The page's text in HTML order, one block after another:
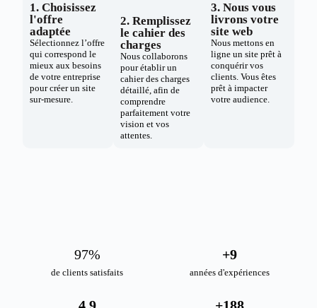
1. Choisissez
l'offre
adaptée
Sélectionnez l’offre
qui correspond le
mieux aux besoins
de votre entreprise
pour créer un site
sur-mesure.
2. Remplissez
le cahier des
charges
Nous collaborons
pour établir un
cahier des charges
détaillé, afin de
comprendre
parfaitement votre
vision et vos
attentes.
3. Nous vous
livrons votre
site web
Nous mettons en
ligne un site prêt à
conquérir vos
clients. Vous êtes
prêt à impacter
votre audience.
de clients satisfaits
98%
années d'expériences
+10